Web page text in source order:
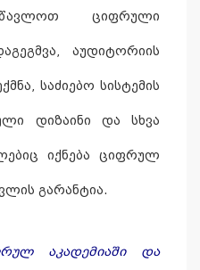
ციფრული
აუდიტორიის
საძიებო სისტემის
დიზაინი და სხვა
იქნება ციფრულ
გარანტია.
აკადემიაში და